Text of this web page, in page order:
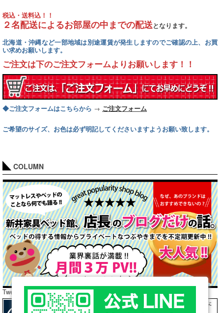
税込・送料込！！
２名配送によるお部屋の中までの配送となります。
北海道・沖縄など一部地域は別途運賃が発生しますのでご確認の上、お買
い求めお願いします。
ご注文は下のご注文フォームよりお願いします！！
◆ご注文フォームはこちらから → ご注文フォーム
ご希望のサイズ、お色は必ず明記してくださいますようお願い致します。
COLUMN
Tweets by araibed300